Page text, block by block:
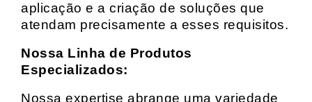
aplicação e a criação de soluções que
atendam precisamente a esses requisitos.
Nossa Linha de Produtos
Especializados:
Nossa expertise abrange uma variedade